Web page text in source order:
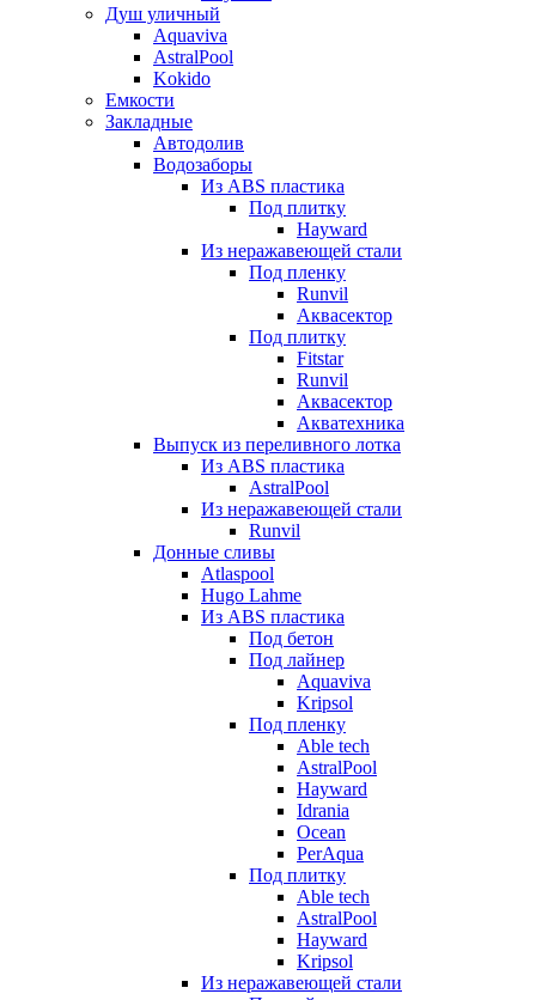
Душ уличный
Aquaviva
AstralPool
Kokido
Емкости
Закладные
Автодолив
Водозаборы
Из ABS пластика
Под плитку
Hayward
Из неражавеющей стали
Под пленку
Runvil
Аквасектор
Под плитку
Fitstar
Runvil
Аквасектор
Акватехника
Выпуск из переливного лотка
Из ABS пластика
AstralPool
Из неражавеющей стали
Runvil
Донные сливы
Atlaspool
Hugo Lahme
Из ABS пластика
Под бетон
Под лайнер
Aquaviva
Kripsol
Под пленку
Able tech
AstralPool
Hayward
Idrania
Ocean
PerAqua
Под плитку
Able tech
AstralPool
Hayward
Kripsol
Из неражавеющей стали